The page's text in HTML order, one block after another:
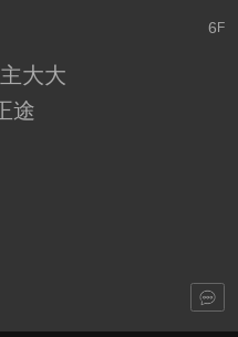
6F
大大
途